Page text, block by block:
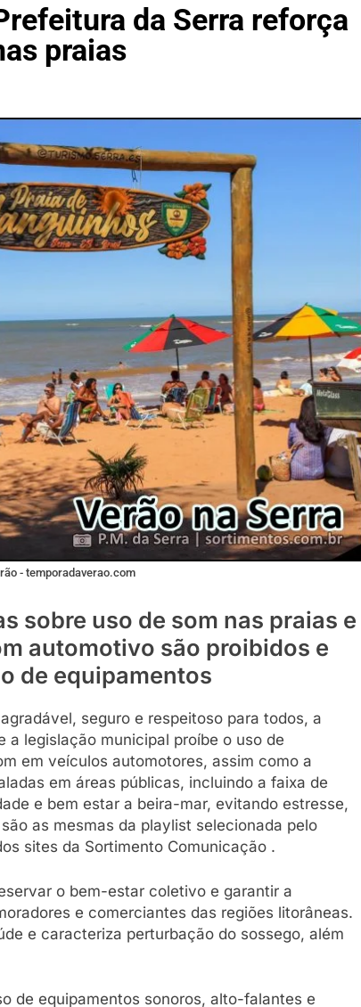
da Serra reforça
praias
- temporadaverao.com
sobre uso de som nas praias e
automotivo são proibidos e
de equipamentos
seguro e respeitoso para todos, a
a legislação municipal proíbe o uso de
em veículos automotores, assim como a
em áreas públicas, incluindo a faixa de
e bem estar a beira-mar, evitando estresse,
as mesmas da playlist selecionada pelo
sites da Sortimento Comunicação .
o bem-estar coletivo e garantir a
e comerciantes das regiões litorâneas.
e caracteriza perturbação do sossego, além
de equipamentos sonoros, alto-falantes e